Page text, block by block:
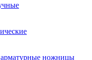
арматурные ножницы